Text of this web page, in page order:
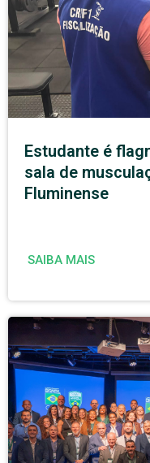
Estudante é
sala de
Fluminense
SAIBA MAIS